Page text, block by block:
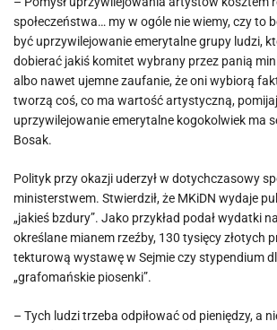
społeczeństwa… my w ogóle nie wiemy, czy to
być uprzywilejowanie emerytalne grupy ludzi,
dobierać jakiś komitet wybrany przez panią
albo nawet ujemne zaufanie, że oni wybiorą
tworzą coś, co ma wartość artystyczną,
uprzywilejowanie emerytalne kogokolwiek ma
Bosak.
Polityk przy okazji uderzył w dotychczasowy
ministerstwem. Stwierdził, że MKiDN wydaje
„jakieś bzdury”. Jako przykład podał wydatki
określane mianem rzeźby, 130 tysięcy złotych
tekturową wystawę w Sejmie czy stypendium
„grafomańskie piosenki”.
– Tych ludzi trzeba odpiłować od pieniędzy, a